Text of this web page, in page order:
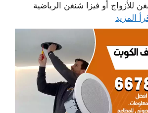
للأزواج أو فيزا شنغن الرياضية
المزيد